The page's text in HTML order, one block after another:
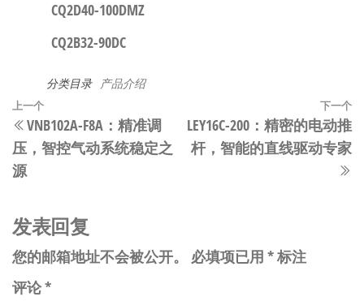
CQ2D40-100DMZ
CQ2B32-90DC
分类目录 产品介绍
文
章
导
上
一
篇
文
上一个
VNB102A-F8A：精准调
压，智控气动系统稳定之
源
下一个
LEY16C-200：精密的电动推
杆，智能的直线驱动专家
发表回复
您的邮箱地址不会被公开。 必填项已用 *标注
评论*